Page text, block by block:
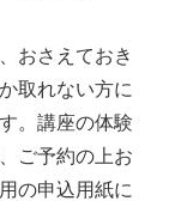
おさえておき
取れない方に
。講座の体験
ご予約の上お
の申込用紙に